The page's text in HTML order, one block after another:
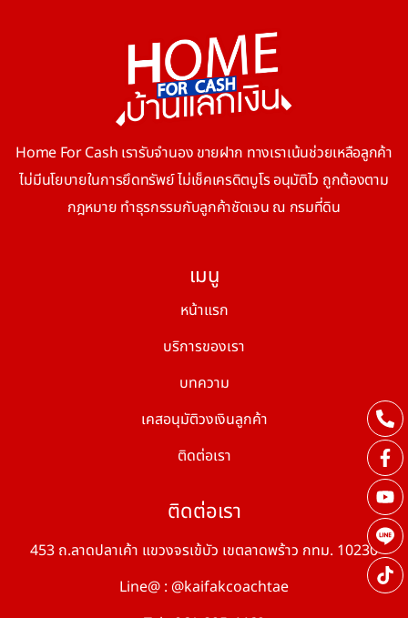
Home For Cash เรารับจำนอง ขายฝาก ทางเราเน้นช่วยเหลือลูกค้า
ไม่มีนโยบายในการยึดทรัพย์ ไม่เช็คเครดิตบูโร อนุมัติไว ถูกต้องตาม
กฎหมาย ทำธุรกรรมกับลูกค้าชัดเจน ณ กรมที่ดิน
เมนู
หน้าแรก
บริการของเรา
บทความ
เคสอนุมัติวงเงินลูกค้า
ติดต่อเรา
ติดต่อเรา
453 ถ.ลาดปลาเค้า แขวงจรเข้บัว เขตลาดพร้าว กทม. 10230
Line@ : @kaifakcoachtae